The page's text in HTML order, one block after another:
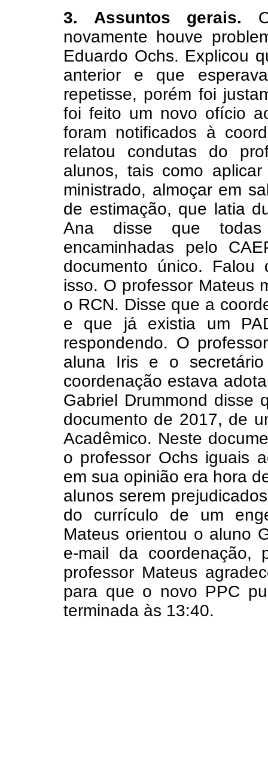
3. Assuntos gerais.
novamente houve
Eduardo Ochs. Explicou
anterior e que
repetisse, porém foi
foi feito um novo ofício
foram notificados à
relatou condutas do
alunos, tais como
ministrado, almoçar em
de estimação, que latia
Ana disse que todas
encaminhadas pelo
documento único.
isso. O professor Mateus
o RCN. Disse que a
e que já existia um
respondendo. O
aluna Iris e o
coordenação estava
Gabriel Drummond disse
documento de 2017, de
Acadêmico. Neste
o professor Ochs iguais
em sua opinião era hora
alunos serem
do currículo de um
Mateus orientou o aluno
e-mail da coordenação,
professor Mateus
para que o novo PPC
terminada às 13:40.